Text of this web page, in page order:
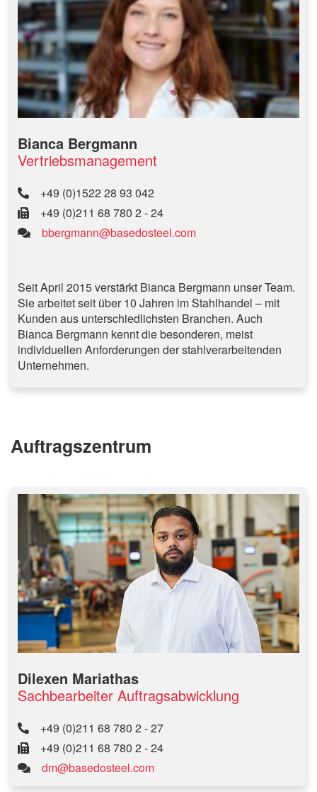
Bianca Bergmann
Vertriebsmanagement
+49 (0)1522 28 93 042
+49 (0)211 68 780 2 - 24
bbergmann@basedosteel.com
Seit April 2015 verstärkt Bianca Bergmann unser Team.
Sie arbeitet seit über 10 Jahren im Stahlhandel – mit
Kunden aus unterschiedlichsten Branchen. Auch
Bianca Bergmann kennt die besonderen, meist
individuellen Anforderungen der stahlverarbeitenden
Unternehmen.
Auftragszentrum
Dilexen Mariathas
Sachbearbeiter Auftragsabwicklung
+49 (0)211 68 780 2 - 27
+49 (0)211 68 780 2 - 24
dm@basedosteel.com